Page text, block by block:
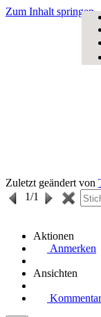
Zum Inhalt springen
Zuletzt geändert von
1/1
Aktionen
Anmerken
Ansichten